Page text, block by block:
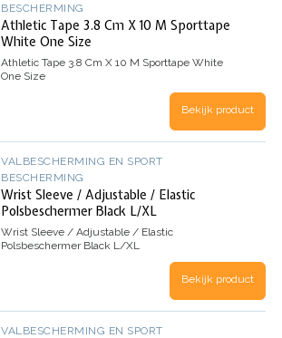
BESCHERMING
Athletic Tape 3.8 Cm X 10 M Sporttape
White One Size
Athletic Tape 3.8 Cm X 10 M Sporttape White
One Size
Bekijk product
VALBESCHERMING EN SPORT
BESCHERMING
Wrist Sleeve / Adjustable / Elastic
Polsbeschermer Black L/XL
Wrist Sleeve / Adjustable / Elastic
Polsbeschermer Black L/XL
Bekijk product
VALBESCHERMING EN SPORT